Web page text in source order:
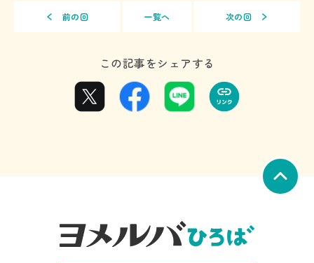
前の回 一覧へ 次の回
この記事をシェアする